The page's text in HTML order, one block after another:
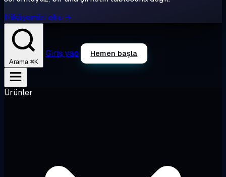
Hikâyemizi oku →
Arama ⌘K
Giriş yap Hemen başla
Ürünler